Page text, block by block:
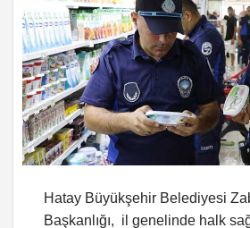
Hatay Büyükşehir Belediyesi
Başkanlığı, il genelinde halk